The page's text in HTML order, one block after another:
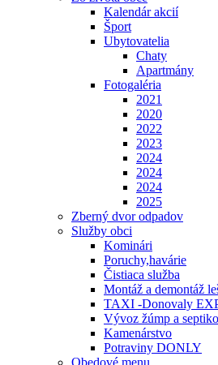
Kalendár akcií
Šport
Ubytovatelia
Chaty
Apartmány
Fotogaléria
2021
2020
2022
2023
2024
2024
2024
2025
Zberný dvor odpadov
Služby obci
Kominári
Poruchy,havárie
Čistiaca služba
Montáž a demontáž
TAXI -Donovaly
Vývoz žúmp a
Kamenárstvo
Potraviny DONLY
Obedové menu